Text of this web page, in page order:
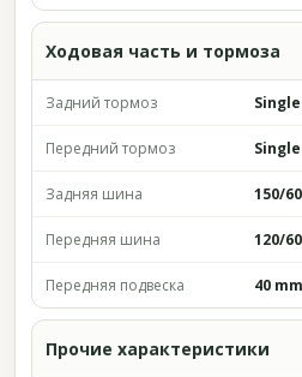
Ходовая часть и тормоза
Задний тормоз
Передний тормоз
Задняя шина 150/
Передняя шина 120/
Передняя подвеска 40
Прочие характеристики